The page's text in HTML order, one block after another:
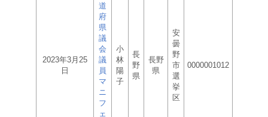
2023年3月25
日
道
府
県
議
会
議
員
マ
ニ
フ
ェ
小
林
陽
子
長
野
県
長野
県
安
曇
野
市
選
挙
区
0000001012